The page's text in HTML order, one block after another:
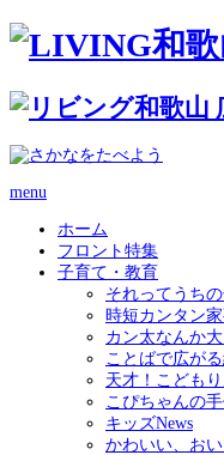
menu
ホーム
フロント特集
子育て・教育
それってうち
時短カンタン
カン太なんか
ことばで広が
天才！こども
こぴちゃんの
キッズNews
かわいい、お